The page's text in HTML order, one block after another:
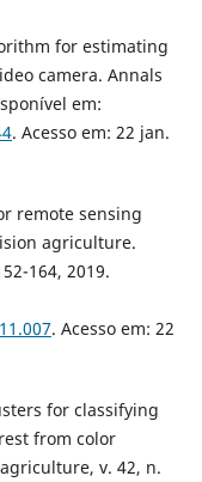
for estimating
camera. Annals
em:
. Acesso em: 22 jan.
remote sensing
agriculture.
164, 2019.
. Acesso em: 22
for classifying
from color
v. 42, n.